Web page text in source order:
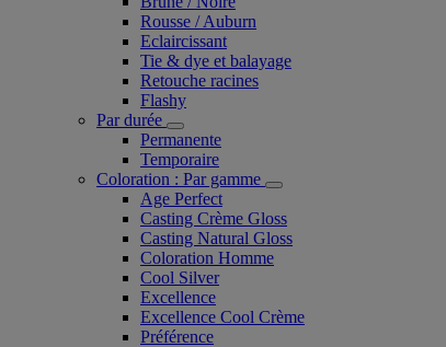
Rousse / Auburn
Eclaircissant
Tie & dye et balayage
Retouche racines
Flashy
Par durée
Permanente
Temporaire
Coloration : Par gamme
Age Perfect
Casting Crème Gloss
Casting Natural Gloss
Coloration Homme
Cool Silver
Excellence
Excellence Cool Crème
Préférence